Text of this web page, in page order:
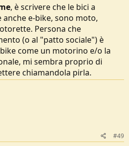
, è scrivere che le bici a
e-bike, sono moto,
Persona che
(o al "patto sociale") è
come un motorino e/o la
mi sembra proprio di
chiamandola pirla.
#49